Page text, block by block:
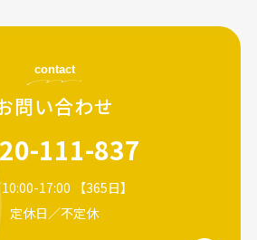
contact
問い合わせ
111-837
17:00 【365日】
定休日／不定休